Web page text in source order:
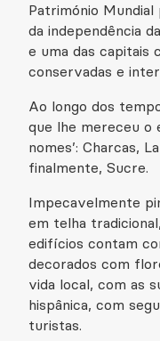
Património
da independência
e uma das capitais
conservadas e
Ao longo dos
que lhe mereceu o
nomes’: Charcas,
finalmente, Sucre.
Impecavelmente
em telha
edifícios contam
decorados com
vida local, com as
hispânica, com
turistas.